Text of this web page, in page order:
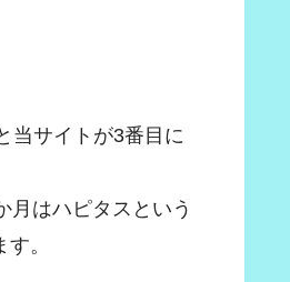
当サイトが3番目に
月はハピタスという
。